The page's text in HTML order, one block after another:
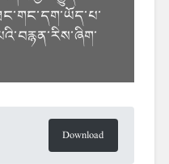
Download